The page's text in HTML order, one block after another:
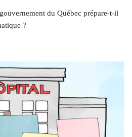
du Québec prépare-t-il
?